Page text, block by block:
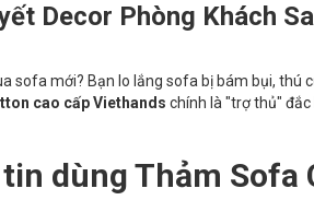
Decor Phòng Khách
sofa mới? Bạn lo lắng sofa bị bám bụi, thú
cao cấp Viethands chính là "trợ thủ" đắc
dùng Thảm Sofa